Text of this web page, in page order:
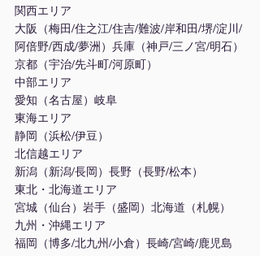
関西エリア
大阪（梅田/住之江/住吉/難波/岸和田/堺/淀川/
阿倍野/西成/夢洲）兵庫（神戸/三ノ宮/明石）
京都（宇治/先斗町/河原町）
中部エリア
愛知（名古屋）岐阜
東海エリア
静岡（浜松/伊豆）
北信越エリア
新潟（新潟/長岡）長野（長野/松本）
東北・北海道エリア
宮城（仙台）岩手（盛岡）北海道（札幌）
九州・沖縄エリア
福岡（博多/北九州/小倉）長崎/宮崎/鹿児島